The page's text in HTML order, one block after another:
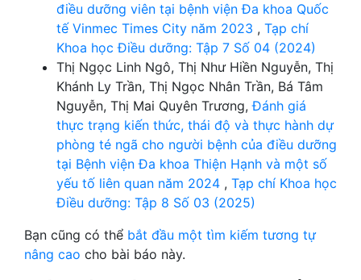
điều dưỡng viên tại bệnh viện Đa khoa Quốc
tế Vinmec Times City năm 2023 , Tạp chí
Khoa học Điều dưỡng: Tập 7 Số 04 (2024)
Thị Ngọc Linh Ngô, Thị Như Hiền Nguyễn, Thị
Khánh Ly Trần, Thị Ngọc Nhân Trần, Bá Tâm
Nguyễn, Thị Mai Quyên Trương,Đánh giá
thực trạng kiến thức, thái độ và thực hành dự
phòng té ngã cho người bệnh của điều dưỡng
tại Bệnh viện Đa khoa Thiện Hạnh và một số
yếu tố liên quan năm 2024 , Tạp chí Khoa học
Điều dưỡng: Tập 8 Số 03 (2025)
Bạn cũng có thể bắt đầu một tìm kiếm tương tự
nâng cao cho bài báo này.